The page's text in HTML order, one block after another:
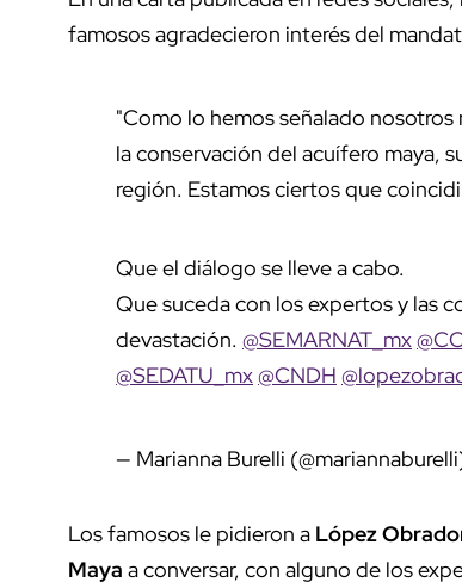
famosos agradecieron interés del
"Como lo hemos señalado
la conservación del acuífero maya,
región. Estamos ciertos que
Que el diálogo se lleve a cabo.
Que suceda con los expertos y las
devastación. @SEMARNAT_mx
@SEDATU_mx@CNDH
— Marianna Burelli
Los famosos le pidieron a López
Maya a conversar, con alguno de los